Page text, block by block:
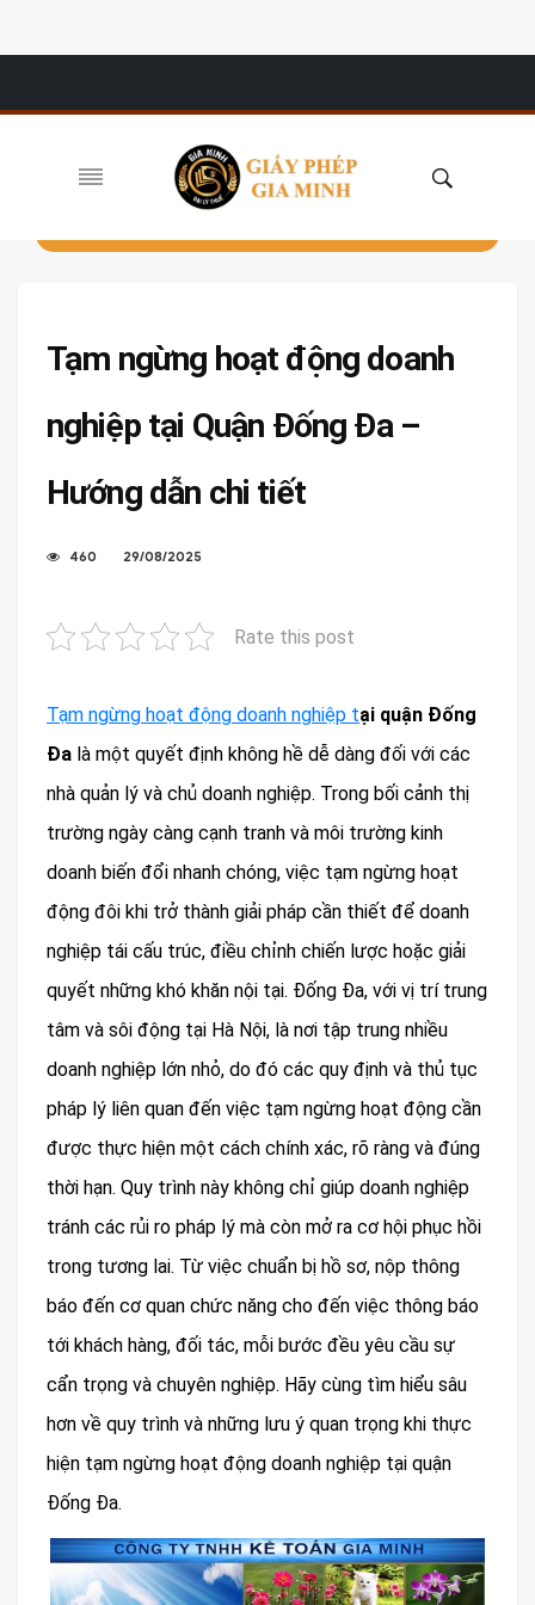
Tạm ngừng hoạt động doanh
nghiệp tại Quận Đống Đa –
Hướng dẫn chi tiết
460 29/08/2025
Rate this post
Tạm ngừng hoạt động doanh nghiệp tại quận Đống
Đa là một quyết định không hề dễ dàng đối với các
nhà quản lý và chủ doanh nghiệp. Trong bối cảnh thị
trường ngày càng cạnh tranh và môi trường kinh
doanh biến đổi nhanh chóng, việc tạm ngừng hoạt
động đôi khi trở thành giải pháp cần thiết để doanh
nghiệp tái cấu trúc, điều chỉnh chiến lược hoặc giải
quyết những khó khăn nội tại. Đống Đa, với vị trí trung
tâm và sôi động tại Hà Nội, là nơi tập trung nhiều
doanh nghiệp lớn nhỏ, do đó các quy định và thủ tục
pháp lý liên quan đến việc tạm ngừng hoạt động cần
được thực hiện một cách chính xác, rõ ràng và đúng
thời hạn. Quy trình này không chỉ giúp doanh nghiệp
tránh các rủi ro pháp lý mà còn mở ra cơ hội phục hồi
trong tương lai. Từ việc chuẩn bị hồ sơ, nộp thông
báo đến cơ quan chức năng cho đến việc thông báo
tới khách hàng, đối tác, mỗi bước đều yêu cầu sự
cẩn trọng và chuyên nghiệp. Hãy cùng tìm hiểu sâu
hơn về quy trình và những lưu ý quan trọng khi thực
hiện tạm ngừng hoạt động doanh nghiệp tại quận
Đống Đa.